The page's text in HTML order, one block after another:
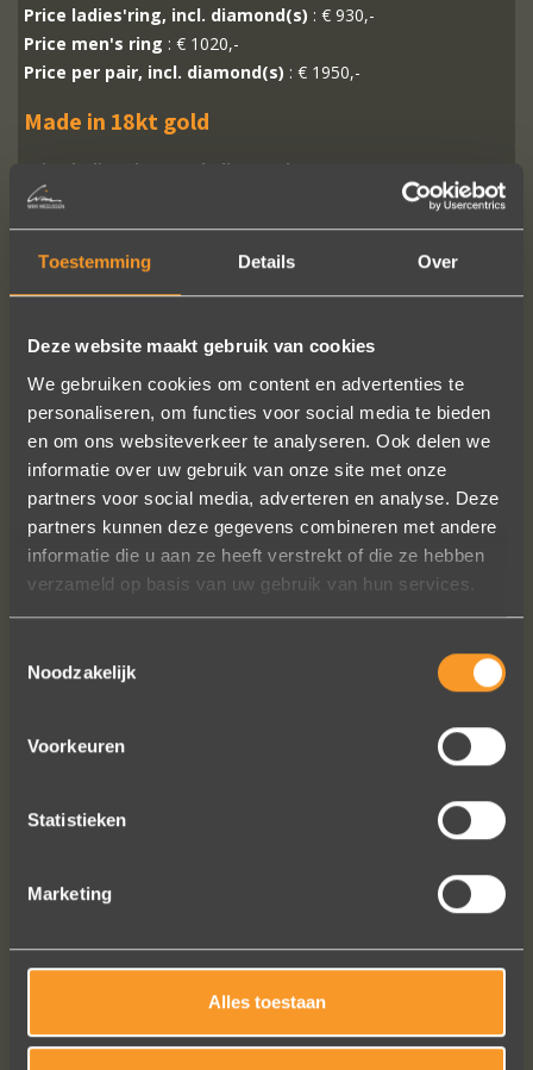
Toestemming Details Over
Deze website maakt gebruik van cookies
We gebruiken cookies om content en advertenties te
personaliseren, om functies voor social media te bieden
en om ons websiteverkeer te analyseren. Ook delen we
informatie over uw gebruik van onze site met onze
partners voor social media, adverteren en analyse. Deze
partners kunnen deze gegevens combineren met andere
informatie die u aan ze heeft verstrekt of die ze hebben
verzameld op basis van uw gebruik van hun services.
Noodzakelijk
Voorkeuren
Statistieken
Marketing
Alles toestaan
Price ladies'ring, incl. diamond(s) : € 930,-
Price men's ring : € 1020,-
Price per pair, incl. diamond(s) : € 1950,-
Made in 18kt gold
Price ladies ring, excl. diamond(s)
Price ladies'ring, incl. diamond(s)
Price men's ring: € 1190,-
Price per pair, incl. diamond(s): € 2270,-
READ MORE ORDER?
FOLLOW US ON SOCIAL MEDIA
uitstekend advies. We hebben zojuist
Eric Marfort